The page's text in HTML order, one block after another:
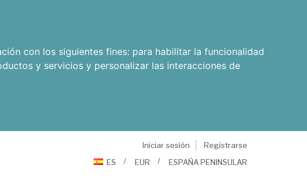
con los siguientes fines: para habilitar la funcionalidad
y servicios y personalizar las interacciones de
Iniciar sesión
Registrarse
ES
EUR ESPAÑA PENINSULAR